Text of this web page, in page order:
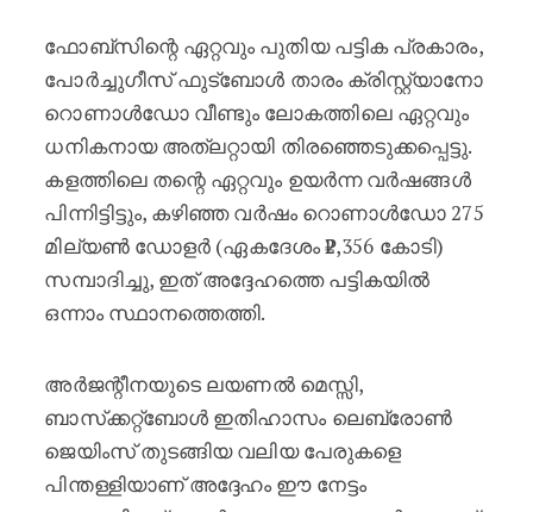
ഫോബ്‌സിന്റെ ഏറ്റവും പുതിയ പട്ടിക പ്രകാരം,
പോർച്ചുഗീസ് ഫുട്ബോൾ താരം ക്രിസ്റ്റ്യാനോ
റൊണാൾഡോ വീണ്ടും ലോകത്തിലെ ഏറ്റവും
ധനികനായ അത്‌ലറ്റായി തിരഞ്ഞെടുക്കപ്പെട്ടു.
കളത്തിലെ തന്റെ ഏറ്റവും ഉയർന്ന വർഷങ്ങൾ
പിന്നിട്ടിട്ടും, കഴിഞ്ഞ വർഷം റൊണാൾഡോ 275
മില്യൺ ഡോളർ (ഏകദേശം ₹2,356 കോടി)
സമ്പാദിച്ചു, ഇത് അദ്ദേഹത്തെ പട്ടികയിൽ
ഒന്നാം സ്ഥാനത്തെത്തി.
അർജന്റീനയുടെ ലയണൽ മെസ്സി,
ബാസ്‌ക്കറ്റ്‌ബോൾ ഇതിഹാസം ലെബ്രോൺ
ജെയിംസ് തുടങ്ങിയ വലിയ പേരുകളെ
പിന്തള്ളിയാണ് അദ്ദേഹം ഈ നേട്ടം